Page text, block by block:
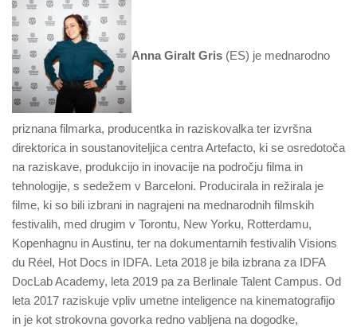
Anna Giralt Gris (ES) je mednarodno
priznana filmarka, producentka in raziskovalka ter izvršna
direktorica in soustanoviteljica centra Artefacto, ki se osredotoča
na raziskave, produkcijo in inovacije na področju filma in
tehnologije, s sedežem v Barceloni. Producirala in režirala je
filme, ki so bili izbrani in nagrajeni na mednarodnih filmskih
festivalih, med drugim v Torontu, New Yorku, Rotterdamu,
Kopenhagnu in Austinu, ter na dokumentarnih festivalih Visions
du Réel, Hot Docs in IDFA. Leta 2018 je bila izbrana za IDFA
DocLab Academy, leta 2019 pa za Berlinale Talent Campus. Od
leta 2017 raziskuje vpliv umetne inteligence na kinematografijo
in je kot strokovna govorka redno vabljena na dogodke,